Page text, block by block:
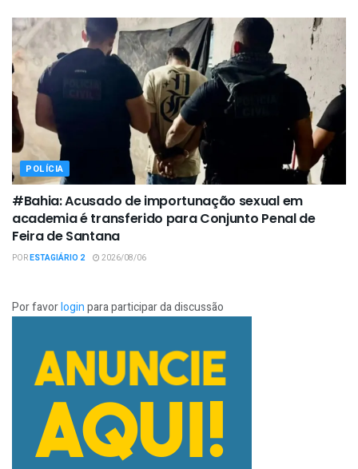
POLÍCIA
#Bahia: Acusado de importunação sexual em
academia é transferido para Conjunto Penal de
Feira de Santana
PORESTAGIÁRIO 2 2026/08/06
Por favorloginpara participar da discussão